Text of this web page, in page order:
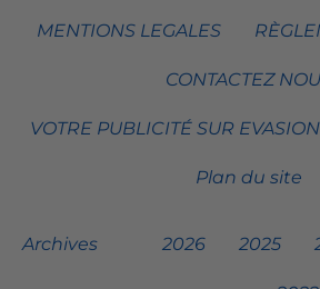
MENTIONS LEGALES
CONTACTEZ
VOTRE PUBLICITÉ SUR EVASION
Plan du site
Archives 2026 2025